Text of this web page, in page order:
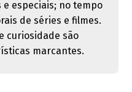
especiais; no tempo
de séries e filmes.
curiosidade são
marcantes.